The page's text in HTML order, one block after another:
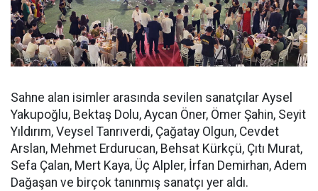
Sahne alan isimler arasında sevilen sanatçılar Aysel
Yakupoğlu, Bektaş Dolu, Aycan Öner, Ömer Şahin, Seyit
Yıldırım, Veysel Tanrıverdi, Çağatay Olgun, Cevdet
Arslan, Mehmet Erdurucan, Behsat Kürkçü, Çıtı Murat,
Sefa Çalan, Mert Kaya, Üç Alpler, İrfan Demirhan, Adem
Dağaşan ve birçok tanınmış sanatçı yer aldı.